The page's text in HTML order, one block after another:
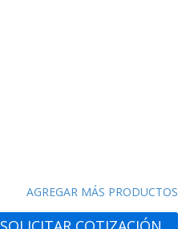
AGREGAR MÁS PRODUCTOS